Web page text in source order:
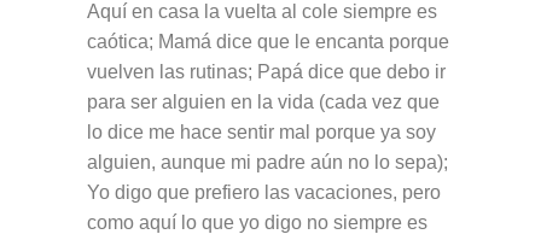
Aquí en casa la vuelta al cole siempre es
caótica; Mamá dice que le encanta porque
vuelven las rutinas; Papá dice que debo ir
para ser alguien en la vida (cada vez que
lo dice me hace sentir mal porque ya soy
alguien, aunque mi padre aún no lo sepa);
Yo digo que prefiero las vacaciones, pero
como aquí lo que yo digo no siempre es